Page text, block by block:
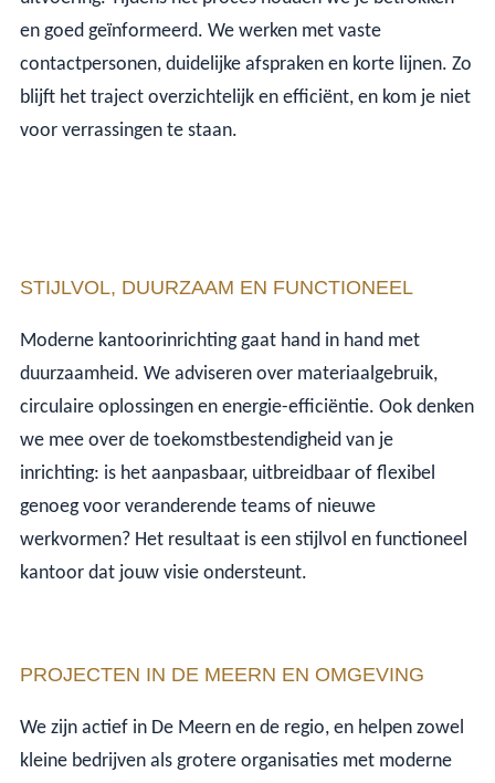
en goed geïnformeerd. We werken met vaste
contactpersonen, duidelijke afspraken en korte lijnen. Zo
blijft het traject overzichtelijk en efficiënt, en kom je niet
voor verrassingen te staan.
STIJLVOL, DUURZAAM EN FUNCTIONEEL
Moderne kantoorinrichting gaat hand in hand met
duurzaamheid. We adviseren over materiaalgebruik,
circulaire oplossingen en energie-efficiëntie. Ook denken
we mee over de toekomstbestendigheid van je
inrichting: is het aanpasbaar, uitbreidbaar of flexibel
genoeg voor veranderende teams of nieuwe
werkvormen? Het resultaat is een stijlvol en functioneel
kantoor dat jouw visie ondersteunt.
PROJECTEN IN DE MEERN EN OMGEVING
We zijn actief in De Meern en de regio, en helpen zowel
kleine bedrijven als grotere organisaties met moderne